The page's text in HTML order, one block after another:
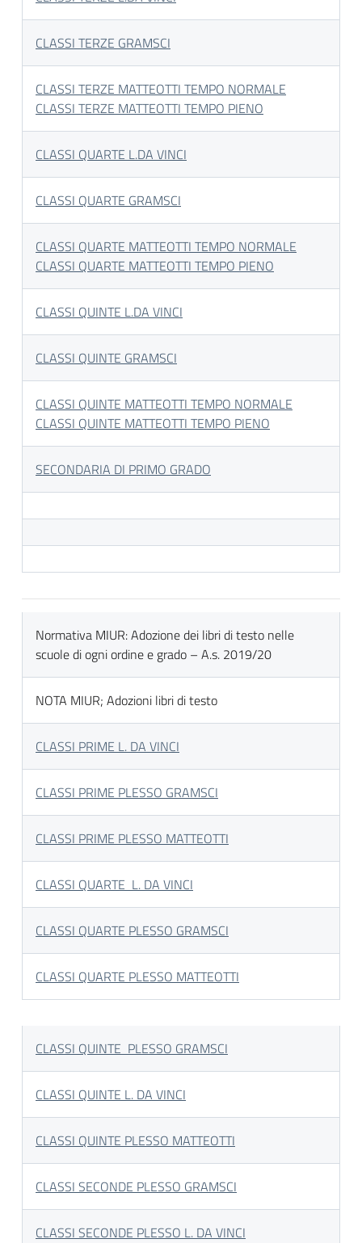
CLASSI TERZE GRAMSCI
CLASSI TERZE MATTEOTTI TEMPO NORMALE
CLASSI TERZE MATTEOTTI TEMPO PIENO
CLASSI QUARTE L.DA VINCI
CLASSI QUARTE GRAMSCI
CLASSI QUARTE MATTEOTTI TEMPO NORMALE
CLASSI QUARTE MATTEOTTI TEMPO PIENO
CLASSI QUINTE L.DA VINCI
CLASSI QUINTE GRAMSCI
CLASSI QUINTE MATTEOTTI TEMPO NORMALE
CLASSI QUINTE MATTEOTTI TEMPO PIENO
SECONDARIA DI PRIMO GRADO
Normativa MIUR: Adozione dei libri di testo nelle
scuole di ogni ordine e grado – A.s. 2019/20
NOTA MIUR; Adozioni libri di testo
CLASSI PRIME L. DA VINCI
CLASSI PRIME PLESSO GRAMSCI
CLASSI PRIME PLESSO MATTEOTTI
CLASSI QUARTE L. DA VINCI
CLASSI QUARTE PLESSO GRAMSCI
CLASSI QUARTE PLESSO MATTEOTTI
CLASSI QUINTE PLESSO GRAMSCI
CLASSI QUINTE L. DA VINCI
CLASSI QUINTE PLESSO MATTEOTTI
CLASSI SECONDE PLESSO GRAMSCI
CLASSI SECONDE PLESSO L. DA VINCI